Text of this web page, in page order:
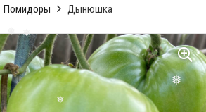
❅
❅
Помидоры Дынюшка